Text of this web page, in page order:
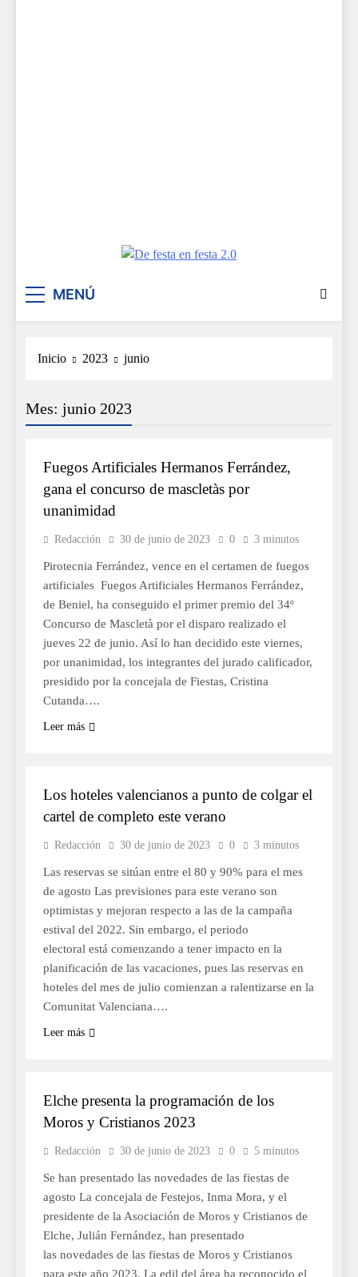
MENÚ
Inicio 2023 junio
Mes: junio 2023
FOGUERES
Fuegos Artificiales Hermanos Ferrández,
gana el concurso de mascletàs por
unanimidad
Redacción 30 de junio de 2023 0 3 minutos
Pirotecnia Ferrández, vence en el certamen de fuegos
artificiales Fuegos Artificiales Hermanos Ferrández,
de Beniel, ha conseguido el primer premio del 34º
Concurso de Mascletà por el disparo realizado el
jueves 22 de junio. Así lo han decidido este viernes,
por unanimidad, los integrantes del jurado calificador,
presidido por la concejala de Fiestas, Cristina
Cutanda….
Leer más
Los hoteles valencianos a punto de colgar el
cartel de completo este verano
Redacción 30 de junio de 2023 0 3 minutos
Las reservas se sitúan entre el 80 y 90% para el mes
de agosto Las previsiones para este verano son
optimistas y mejoran respecto a las de la campaña
estival del 2022. Sin embargo, el periodo
electoral está comenzando a tener impacto en la
planificación de las vacaciones, pues las reservas en
hoteles del mes de julio comienzan a ralentizarse en la
Comunitat Valenciana….
Leer más
Elche presenta la programación de los
Moros y Cristianos 2023
Redacción 30 de junio de 2023 0 5 minutos
Se han presentado las novedades de las fiestas de
agosto La concejala de Festejos, Inma Mora, y el
presidente de la Asociación de Moros y Cristianos de
Elche, Julián Fernández, han presentado
las novedades de las fiestas de Moros y Cristianos
para este año 2023. La edil del área ha reconocido el